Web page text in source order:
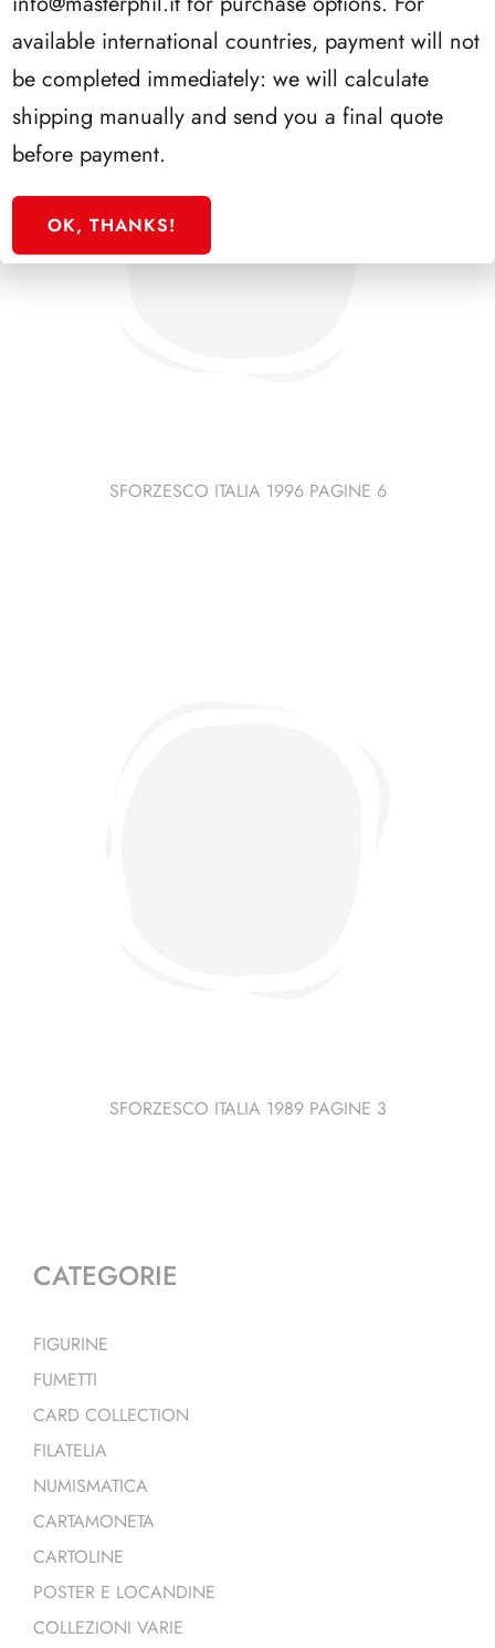
SFORZESCO ITALIA 1996 PAGINE 6
SFORZESCO ITALIA 1989 PAGINE 3
CATEGORIE
FIGURINE
FUMETTI
CARD COLLECTION
FILATELIA
NUMISMATICA
CARTAMONETA
CARTOLINE
POSTER E LOCANDINE
COLLEZIONI VARIE
available international countries, payment will not
be completed immediately: we will calculate
shipping manually and send you a final quote
before payment.
OK, THANKS!